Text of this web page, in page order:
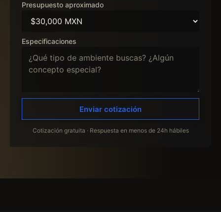
Presupuesto aproximado
Especificaciones
Enviar cotización
Cotización gratuita · Respuesta en menos de 24h hábiles